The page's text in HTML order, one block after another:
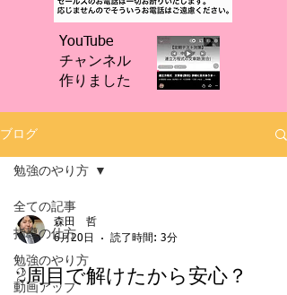
YouTube
チャンネル
​作りました
ブログ
全ての記事
指導の仕方
勉強のやり方
動画アップ
勉強のやり方
森田 哲
6月20日
読了時間: 3分
2周目で解けたから安心？